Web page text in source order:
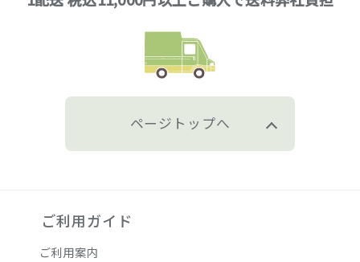
ページトップへ
ご利用ガイド
ご利用案内